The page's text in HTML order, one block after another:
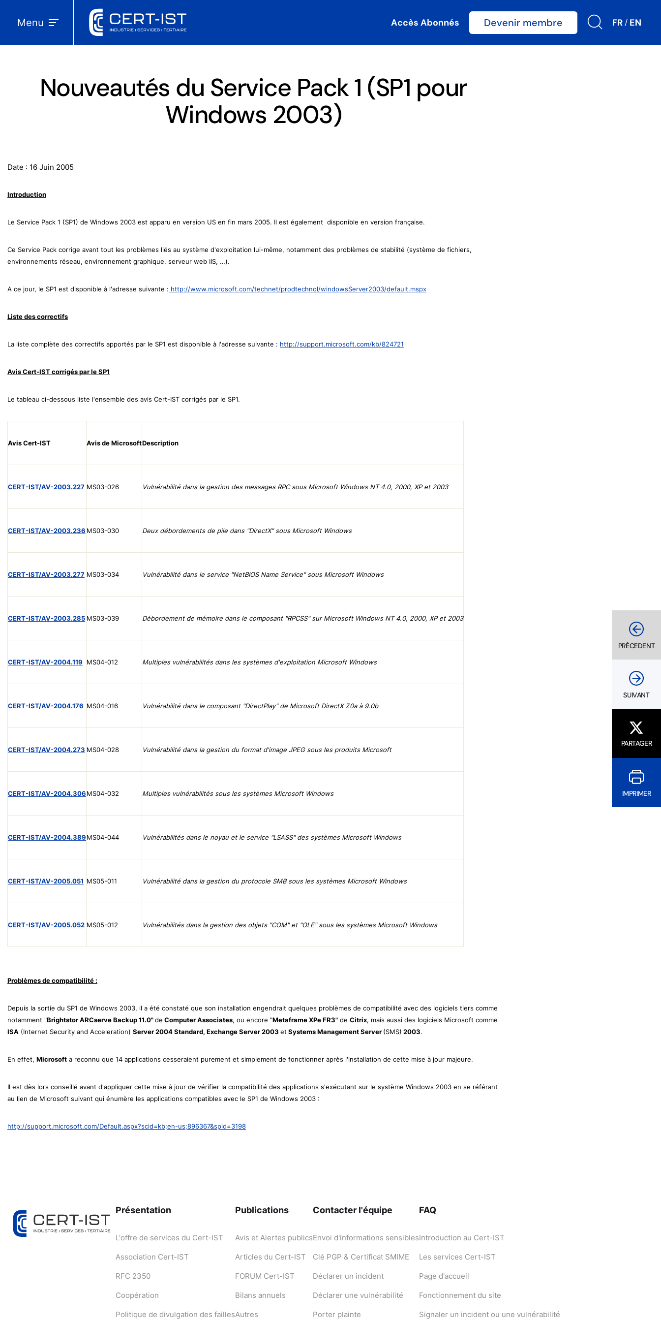
Menu Accès Abonnés Devenir membre FR / EN
Nouveautés du Service Pack 1 (SP1 pour
Windows 2003)
Date : 16 Juin 2005
Introduction
Le Service Pack 1 (SP1) de Windows 2003 est apparu en version US en fin mars 2005. Il est également disponible en version française.
Ce Service Pack corrige avant tout les problèmes liés au système d'exploitation lui-même, notamment des problèmes de stabilité (système de fichiers,
environnements réseau, environnement graphique, serveur web IIS, …).
A ce jour, le SP1 est disponible à l'adresse suivante : http://www.microsoft.com/technet/prodtechnol/windowsServer2003/default.mspx
Liste des correctifs
La liste complète des correctifs apportés par le SP1 est disponible à l'adresse suivante : http://support.microsoft.com/kb/824721
Avis Cert-IST corrigés par le SP1
Le tableau ci-dessous liste l'ensemble des avis Cert-IST corrigés par le SP1.
Avis Cert-IST Avis de MicrosoftDescription
CERT-IST/AV-2003.227 MS03-026 Vulnérabilité dans la gestion des messages RPC sous Microsoft Windows NT 4.0, 2000, XP et 2003
CERT-IST/AV-2003.236 MS03-030 Deux débordements de pile dans "DirectX" sous Microsoft Windows
CERT-IST/AV-2003.277 MS03-034 Vulnérabilité dans le service "NetBIOS Name Service" sous Microsoft Windows
CERT-IST/AV-2003.285 MS03-039 Débordement de mémoire dans le composant "RPCSS" sur Microsoft Windows NT 4.0, 2000, XP et 2003
CERT-IST/AV-2004.119 MS04-012 Multiples vulnérabilités dans les systèmes d'exploitation Microsoft Windows
CERT-IST/AV-2004.176 MS04-016 Vulnérabilité dans le composant "DirectPlay" de Microsoft DirectX 7.0a à 9.0b
CERT-IST/AV-2004.273 MS04-028 Vulnérabilité dans la gestion du format d'image JPEG sous les produits Microsoft
CERT-IST/AV-2004.306MS04-032 Multiples vulnérabilités sous les systèmes Microsoft Windows
CERT-IST/AV-2004.389MS04-044 Vulnérabilités dans le noyau et le service "LSASS" des systèmes Microsoft Windows
CERT-IST/AV-2005.051 MS05-011 Vulnérabilité dans la gestion du protocole SMB sous les systèmes Microsoft Windows
CERT-IST/AV-2005.052 MS05-012 Vulnérabilités dans la gestion des objets "COM" et "OLE" sous les systèmes Microsoft Windows
Problèmes de compatibilité :
Depuis la sortie du SP1 de Windows 2003, il a été constaté que son installation engendrait quelques problèmes de compatibilité avec des logiciels tiers comme
notamment "Brightstor ARCserve Backup 11.0"de Computer Associates, ou encore "Metaframe XPe FR3" de Citrix, mais aussi des logiciels Microsoft comme
ISA (Internet Security and Acceleration) Server 2004 Standard, Exchange Server 2003 et Systems Management Server (SMS) 2003.
En effet, Microsoft a reconnu que 14 applications cesseraient purement et simplement de fonctionner après l'installation de cette mise à jour majeure.
Il est dès lors conseillé avant d'appliquer cette mise à jour de vérifier la compatibilité des applications s'exécutant sur le système Windows 2003 en se référant
au lien de Microsoft suivant qui énumère les applications compatibles avec le SP1 de Windows 2003 :
http://support.microsoft.com/Default.aspx?scid=kb;en-us;896367&spid=3198
PRÉCEDENT
SUIVANT
PARTAGER
IMPRIMER
Présentation
L'offre de services du Cert-IST
Association Cert-IST
RFC 2350
Coopération
Politique de divulgation des failles
Publications
Avis et Alertes publics
Articles du Cert-IST
FORUM Cert-IST
Bilans annuels
Autres
Contacter l'équipe
Envoi d'informations sensibles
Clé PGP & Certificat SMIME
Déclarer un incident
Déclarer une vulnérabilité
Porter plainte
FAQ
Introduction au Cert-IST
Les services Cert-IST
Page d'accueil
Fonctionnement du site
Signaler un incident ou une vulnérabilité